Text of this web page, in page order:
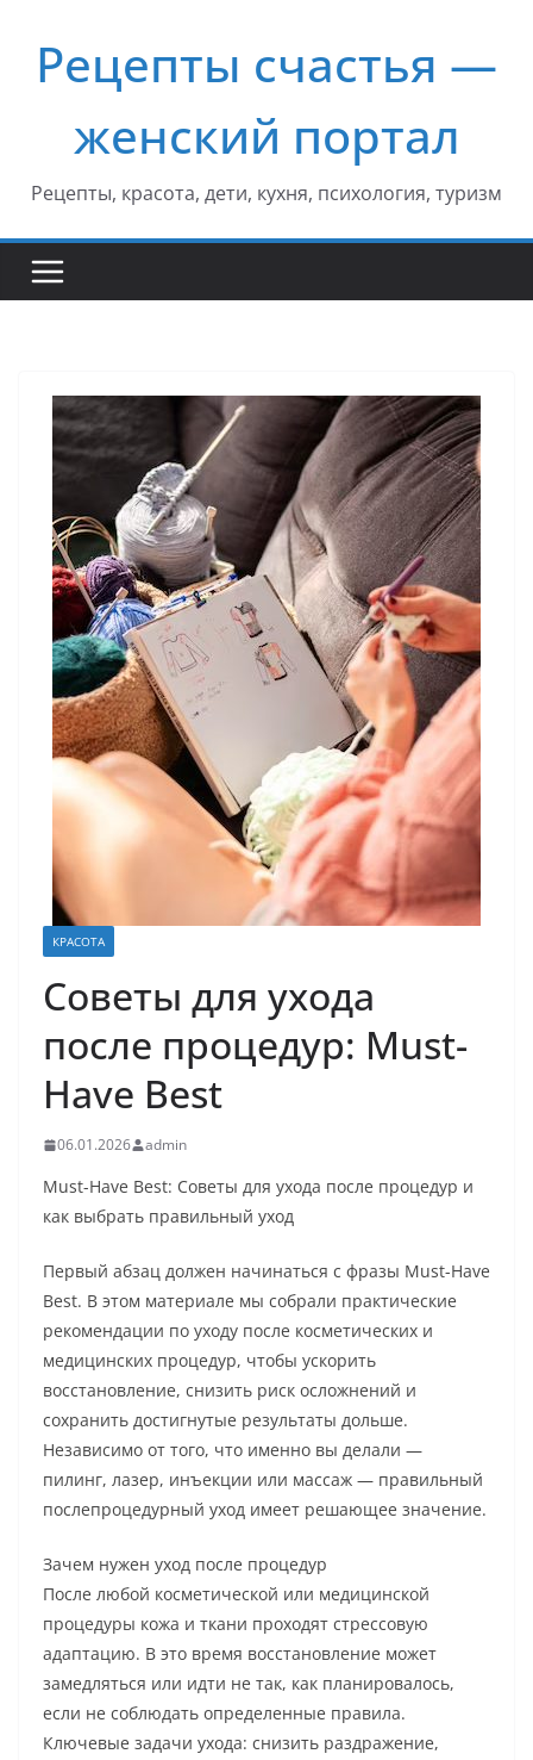
содержимому
Рецепты счастья —
женский портал
Рецепты, красота, дети, кухня, психология, туризм
КРАСОТА
Советы для ухода
после процедур: Must-
Have Best
06.01.2026 admin
Must-Have Best: Советы для ухода после процедур и
как выбрать правильный уход
Первый абзац должен начинаться с фразы Must-Have
Best. В этом материале мы собрали практические
рекомендации по уходу после косметических и
медицинских процедур, чтобы ускорить
восстановление, снизить риск осложнений и
сохранить достигнутые результаты дольше.
Независимо от того, что именно вы делали —
пилинг, лазер, инъекции или массаж — правильный
послепроцедурный уход имеет решающее значение.
Зачем нужен уход после процедур
После любой косметической или медицинской
процедуры кожа и ткани проходят стрессовую
адаптацию. В это время восстановление может
замедляться или идти не так, как планировалось,
если не соблюдать определенные правила.
Ключевые задачи ухода: снизить раздражение,